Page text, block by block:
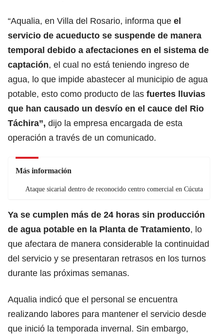
“Aqualia, en Villa del Rosario, informa que el
servicio de acueducto se suspende de manera
temporal debido a afectaciones en el sistema de
captación, el cual no está teniendo ingreso de
agua, lo que impide abastecer al municipio de agua
potable, esto como producto de las fuertes lluvias
que han causado un desvío en el cauce del Rio
Táchira”, dijo la empresa encargada de esta
operación a través de un comunicado.
Más información
Ataque sicarial dentro de reconocido centro comercial en Cúcuta
Ya se cumplen más de 24 horas sin producción
de agua potable en la Planta de Tratamiento, lo
que afectara de manera considerable la continuidad
del servicio y se presentaran retrasos en los turnos
durante las próximas semanas.
Aqualia indicó que el personal se encuentra
realizando labores para mantener el servicio desde
que inició la temporada invernal. Sin embargo,